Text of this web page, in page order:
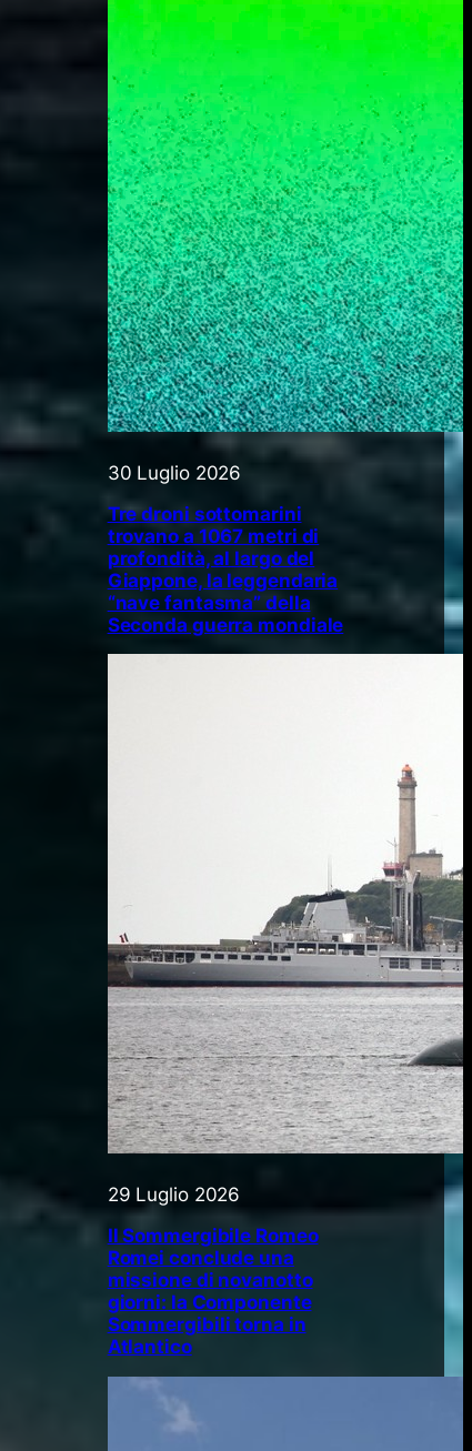
30 Luglio 2026
Tre droni sottomarini
trovano a 1067 metri di
profondità, al largo del
Giappone, la leggendaria
“nave fantasma” della
Seconda guerra mondiale
29 Luglio 2026
Il Sommergibile Romeo
Romei conclude una
missione di novanotto
giorni: la Componente
Sommergibili torna in
Atlantico